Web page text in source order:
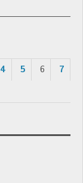
4 5 6
7